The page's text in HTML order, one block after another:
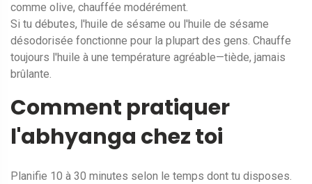
comme olive, chauffée modérément.
Si tu débutes, l'huile de sésame ou l'huile de sésame
désodorisée fonctionne pour la plupart des gens. Chauffe
toujours l'huile à une température agréable—tiède, jamais
brûlante.
Comment pratiquer
l'abhyanga chez toi
Planifie 10 à 30 minutes selon le temps dont tu disposes.